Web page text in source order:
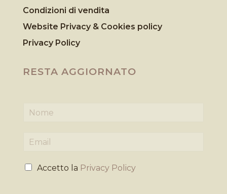
Condizioni di vendita
Website Privacy & Cookies policy
Privacy Policy
RESTA AGGIORNATO
m
iP
Accetto la Privacy Policy